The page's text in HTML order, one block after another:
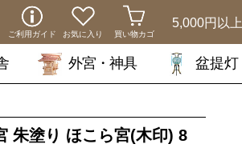
5,000円以上
ご利用ガイド お気に入り 買い物カゴ
外宮・神具 盆提灯
朱塗り ほこら宮(木印) 8